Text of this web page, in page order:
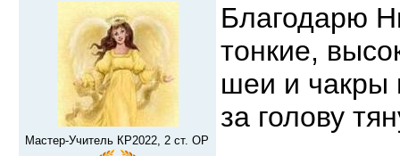
Мастер-Учитель КР2022, 2 ст. ОР
Благодарю
тонкие,
шеи и чакры
за голову